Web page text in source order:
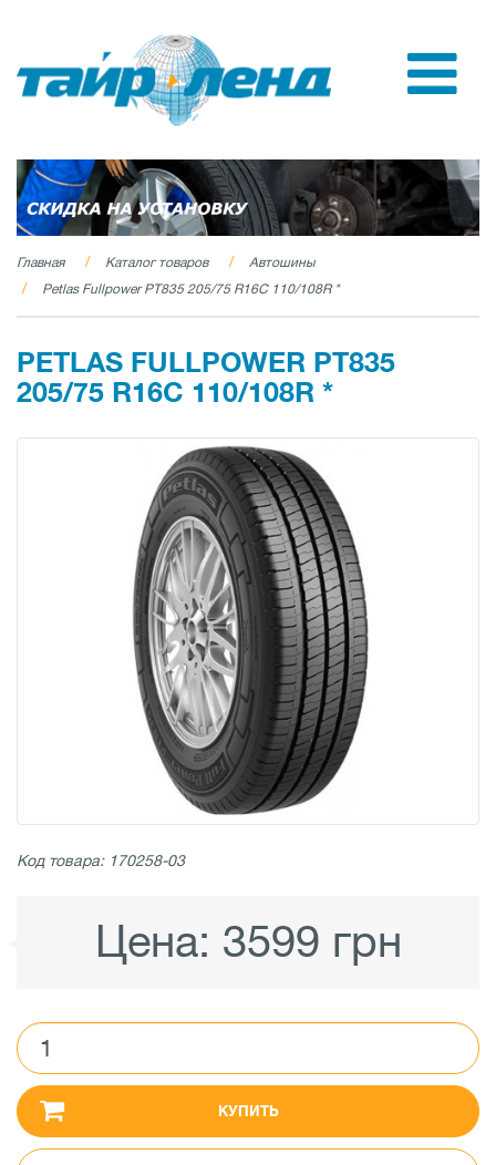
Главная Каталог товаров
Автошины
Petlas Fullpower PT835 205/75 R16C 110/108R *
PETLAS FULLPOWER PT835
205/75 R16C 110/108R *
Код товара: 170258-03
Цена: 3599 грн
КУПИТЬ